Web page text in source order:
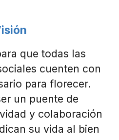
que todas las
cuenten con
para florecer.
un puente de
y colaboración
su vida al bien